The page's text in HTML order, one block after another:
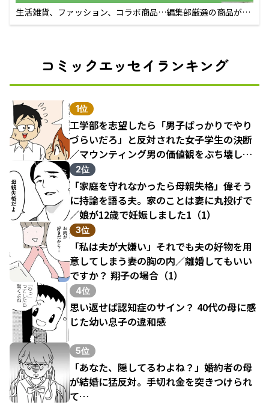
生活雑貨、ファッション、コラボ商品…編集部厳選の商品が買
えるECサイト
コミックエッセイランキング
1位
工学部を志望したら「男子ばっかりでやり
づらいだろ」と反対された女子学生の決断
／マウンティング男の価値観をぶち壊した
結果（1）
2位
「家庭を守れなかったら母親失格」偉そう
に持論を語る夫。家のことは妻に丸投げで
／娘が12歳で妊娠しました1（1）
3位
「私は夫が大嫌い」それでも夫の好物を用
意してしまう妻の胸の内／離婚してもいい
ですか？ 翔子の場合（1）
4位
思い返せば認知症のサイン？ 40代の母に感
じた幼い息子の違和感
5位
「あなた、隠してるわよね？」婚約者の母
が結婚に猛反対。手切れ金を突きつけられ
て…